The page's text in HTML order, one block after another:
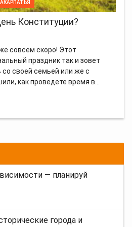
Конституции?
совсем скоро! Этот
праздник так и зовет
со своей семьей или же с
как проведете время в…
— планируй
города и